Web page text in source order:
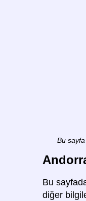
Bu
Bu
diğer